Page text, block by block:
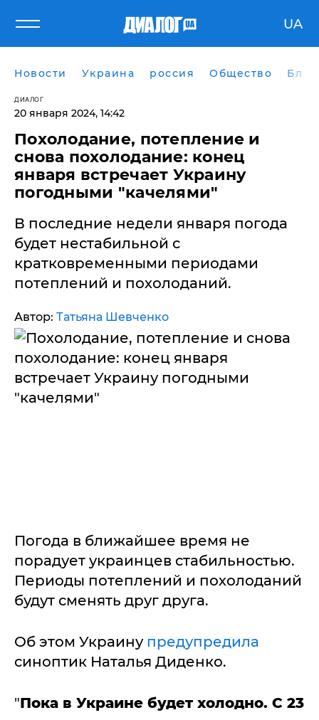
UA
Новости Украина россия Общество
ДИАЛОГ
20 января 2024, 14:42
​Похолодание, потепление и
снова похолодание: конец
января встречает Украину
погодными "качелями"
В последние недели января погода
будет нестабильной с
кратковременными периодами
потеплений и похолоданий.
Автор: Татьяна Шевченко
Погода в ближайшее время не
порадует украинцев стабильностью.
Периоды потеплений и похолоданий
будут сменять друг друга.
Об этом Украину предупредила
синоптик Наталья Диденко.
"Пока в Украине будет холодно. С 23